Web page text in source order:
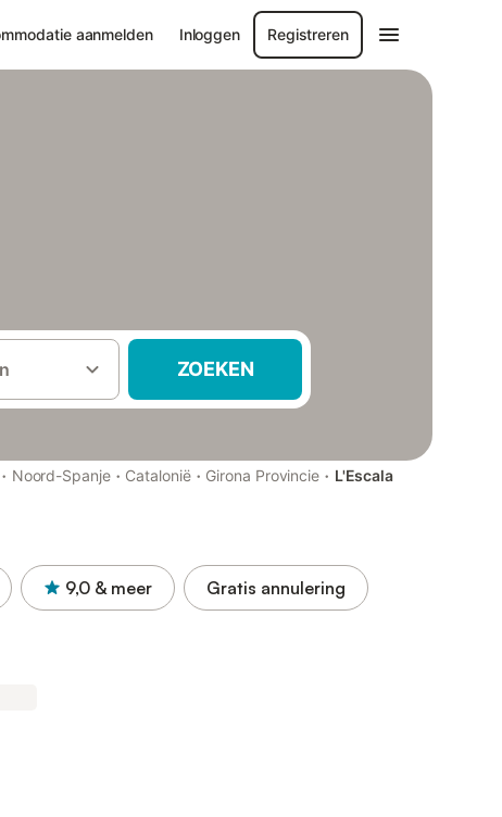
aanmelden Inloggen Registreren
ZOEKEN
· Noord-Spanje · Catalonië · Girona Provincie · L'Escala
9,0 & meer Gratis annulering